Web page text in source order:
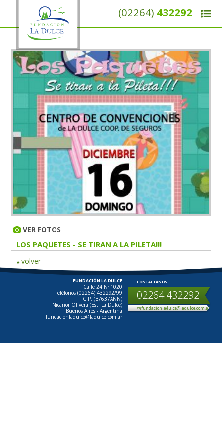
(02264) 432292
VER FOTOS
LOS PAQUETES - SE TIRAN A LA PILETA!!!
volver
FUNDACIÓN LA DULCE
Calle 24 Nº 1020
Teléfonos (02264) 432292/99
C.P. (B7637ANN)
Nicanor Olivera (Est. La Dulce)
Buenos Aires - Argentina
fundacionladulce@ladulce.com.ar
CONTACTANOS
02264 432292
fundacionladulce@ladulce.com.ar